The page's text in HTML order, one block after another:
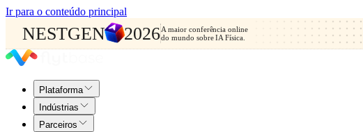
Ir para o conteúdo principal
NESTGEN 2026A maior conferência online
do mundo sobre IA Física.
Plataforma
Indústrias
Parceiros